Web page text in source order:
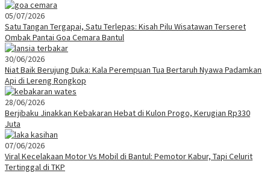
05/07/2026
Satu Tangan Tergapai, Satu Terlepas: Kisah Pilu Wisatawan Terseret
Ombak Pantai Goa Cemara Bantul
30/06/2026
Niat Baik Berujung Duka: Kala Perempuan Tua Bertaruh Nyawa Padamkan
Api di Lereng Rongkop
28/06/2026
Berjibaku Jinakkan Kebakaran Hebat di Kulon Progo, Kerugian Rp330
Juta
07/06/2026
Viral Kecelakaan Motor Vs Mobil di Bantul: Pemotor Kabur, Tapi Celurit
Tertinggal di TKP